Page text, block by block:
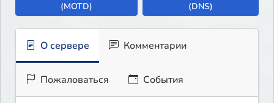
(MOTD)
(DNS)
О сервере Комментарии
Пожаловаться События